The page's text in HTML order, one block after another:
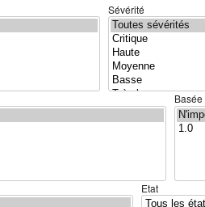
Sévérité
Etat